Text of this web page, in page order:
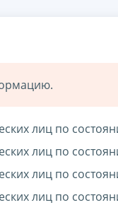
лиц по
лиц по
лиц по
лиц по